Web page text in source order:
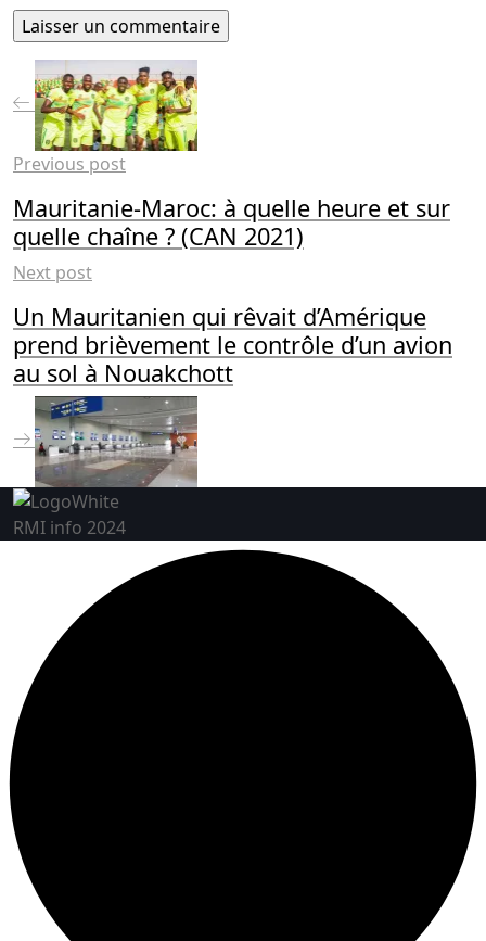
Previous post
Mauritanie-Maroc: à quelle heure et sur
quelle chaîne ? (CAN 2021)
Next post
Un Mauritanien qui rêvait d’Amérique
prend brièvement le contrôle d’un avion
au sol à Nouakchott
RMI info 2024